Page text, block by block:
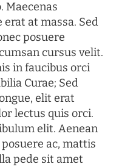
Maecenas
erat at massa. Sed
posuere
cursus velit.
in faucibus orci
Curae; Sed
elit erat
lectus quis orci.
elit. Aenean
ac, mattis
pede sit amet